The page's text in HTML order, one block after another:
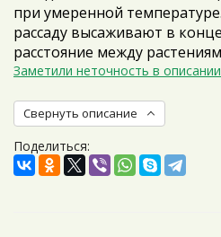
при умеренной
рассаду высаживают в
расстояние между
Заметили неточность в
Свернуть описание
Поделиться: